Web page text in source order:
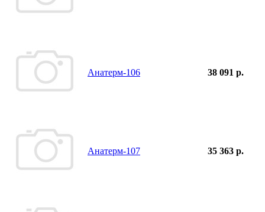
Анатерм-106 38 091 р.
Анатерм-107 35 363 р.